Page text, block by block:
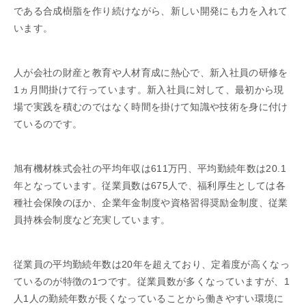
である合成樹脂を作り続けながら、新しい開発にも力を入れて
います。
人が会社の財産と教育や人材育成に熱心で、新入社員の研修を
1ヵ月間掛けて行っています。新入社員に対して、最初から現
場で実践を積むのではなく時間を掛けて知識や技術を身に付け
ているのです。
旭有機材株式会社の平均年収は611万円、平均勤続年数は20.1
年となっています。従業員数は675人で、福利厚生としては各
種社会保険のほか、企業年金制度や資格習得奨励金制度、従業
員持株会制度など充実しています。
従業員の平均勤続年数は20年を超えており、定着度が高くなっ
ているのが特徴の1つです。従業員数が多くなっていますが、1
人1人の勤続年数が長くなっていることから働きやすい環境に